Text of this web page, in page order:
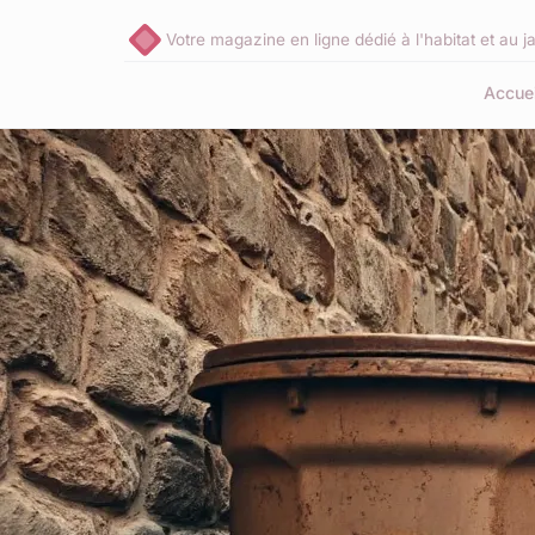
Votre magazine en ligne dédié à l'habitat et au